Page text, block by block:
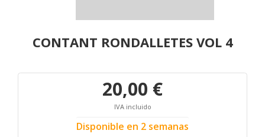
CONTANT RONDALLETES VOL 4
20,00 €
IVA incluido
Disponible en 2 semanas